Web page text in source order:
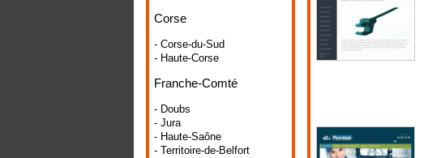
Corse
- Corse-du-Sud
- Haute-Corse
Franche-Comté
- Doubs
- Jura
- Haute-Saône
- Territoire-de-Belfort